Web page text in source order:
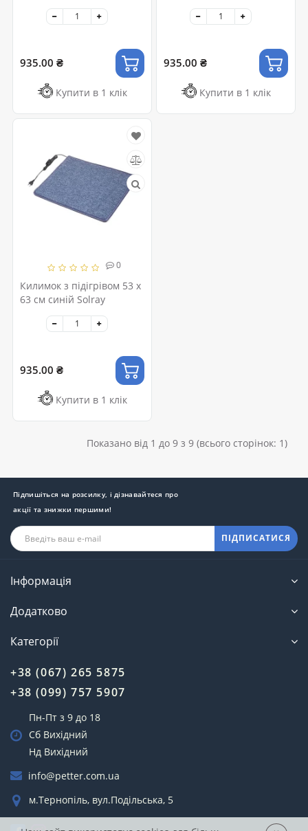
935.00 ₴
Купити в 1 клік
935.00 ₴
Купити в 1 клік
0
Килимок з підігрівом 53 x
63 см синій Solray
935.00 ₴
Купити в 1 клік
Показано від 1 до 9 з 9 (всього сторінок: 1)
Підпишіться на розсилку, і дізнавайтеся про
акції та знижки першими!
ПІДПИСАТИСЯ
Інформація
Додатково
Категорії
+38 (067) 265 5875
+38 (099) 757 5907
Пн-Пт з 9 до 18
Сб Вихідний
Нд Вихідний
info@petter.com.ua
м.Тернопіль, вул.Подільська, 5